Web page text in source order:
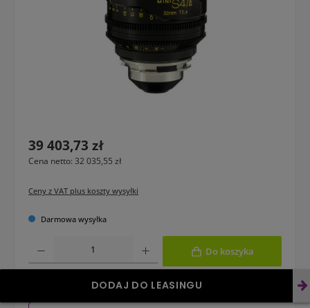
Cena regularna:
39 403,73 zł
Cena netto: 32 035,55 zł
Ceny z VAT plus koszty wysyłki
Darmowa wysyłka
Do koszyka
DODAJ DO LEASINGU